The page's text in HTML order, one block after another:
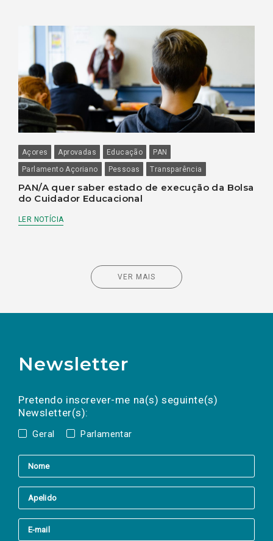
Açores Aprovadas Educação
PAN
Parlamento Açoriano
Pessoas Transparência
PAN/A quer saber estado de execução da Bolsa
do Cuidador Educacional
LER NOTÍCIA
VER MAIS
Newsletter
Pretendo inscrever-me na(s) seguinte(s)
Newsletter(s):
Geral Parlamentar
a(s) newsletter(s).
mail